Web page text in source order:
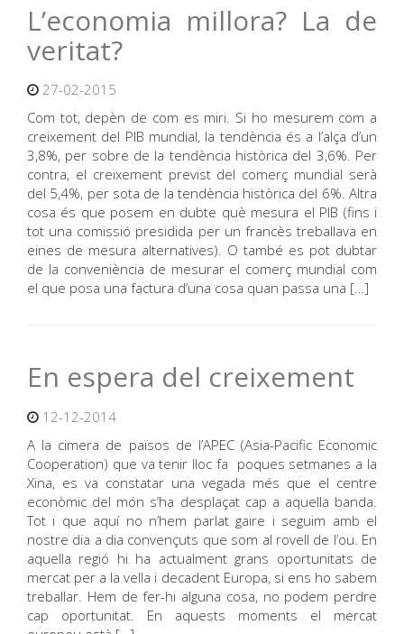
L’economia millora? La de
veritat?
27-02-2015
Com tot, depèn de com es miri. Si ho mesurem com a
creixement del PIB mundial, la tendència és a l’alça d’un
3,8%, per sobre de la tendència històrica del 3,6%. Per
contra, el creixement previst del comerç mundial serà
del 5,4%, per sota de la tendència històrica del 6%. Altra
cosa és que posem en dubte què mesura el PIB (fins i
tot una comissió presidida per un francès treballava en
eines de mesura alternatives). O també es pot dubtar
de la conveniència de mesurar el comerç mundial com
el que posa una factura d’una cosa quan passa una […]
En espera del creixement
12-12-2014
A la cimera de països de l’APEC (Asia-Pacific Economic
Cooperation) que va tenir lloc fa poques setmanes a la
Xina, es va constatar una vegada més que el centre
econòmic del món s’ha desplaçat cap a aquella banda.
Tot i que aquí no n’hem parlat gaire i seguim amb el
nostre dia a dia convençuts que som al rovell de l’ou. En
aquella regió hi ha actualment grans oportunitats de
mercat per a la vella i decadent Europa, si ens ho sabem
treballar. Hem de fer-hi alguna cosa, no podem perdre
cap oportunitat. En aquests moments el mercat